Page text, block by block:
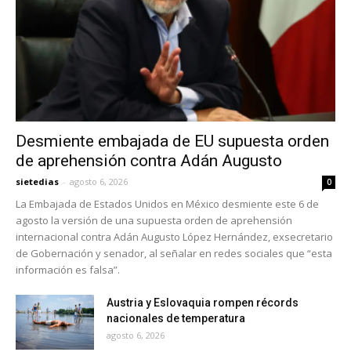
Desmiente embajada de EU supuesta orden
de aprehensión contra Adán Augusto
sietedias - agosto 6, 2026 0
La Embajada de Estados Unidos en México desmiente este 6 de
agosto la versión de una supuesta orden de aprehensión
internacional contra Adán Augusto López Hernández, exsecretario
de Gobernación y senador, al señalar en redes sociales que “esta
información es falsa”.
Austria y Eslovaquia rompen récords
nacionales de temperatura
agosto 6, 2026